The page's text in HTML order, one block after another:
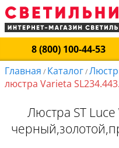
8 (800) 100-44-53
Главная / Каталог/
люстра Varieta
Люстра ST